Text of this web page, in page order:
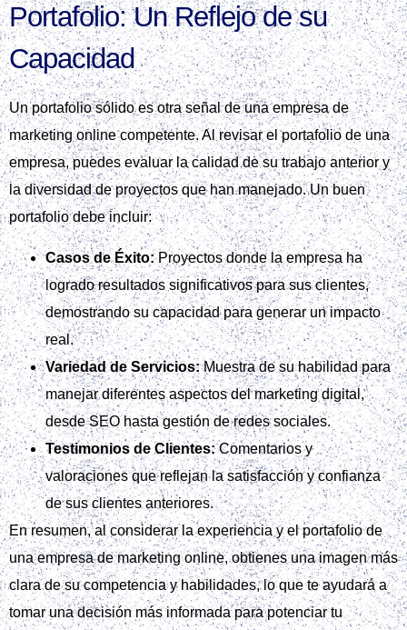
Portafolio: Un Reflejo de su
Capacidad
Un portafolio sólido es otra señal de una empresa de
marketing online competente. Al revisar el portafolio de una
empresa, puedes evaluar la calidad de su trabajo anterior y
la diversidad de proyectos que han manejado. Un buen
portafolio debe incluir:
Casos de Éxito:Proyectos donde la empresa ha
logrado resultados significativos para sus clientes,
demostrando su capacidad para generar un impacto
real.
Variedad de Servicios:Muestra de su habilidad para
manejar diferentes aspectos del marketing digital,
desde SEO hasta gestión de redes sociales.
Testimonios de Clientes:Comentarios y
valoraciones que reflejan la satisfacción y confianza
de sus clientes anteriores.
En resumen, al considerar la experiencia y el portafolio de
una empresa de marketing online, obtienes una imagen más
clara de su competencia y habilidades, lo que te ayudará a
tomar una decisión más informada para potenciar tu